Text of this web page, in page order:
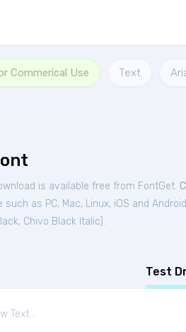
Commerical Use Text
is available free from FontGet.
such as PC, Mac, Linux, iOS and
, Chivo Black Italic).
Test